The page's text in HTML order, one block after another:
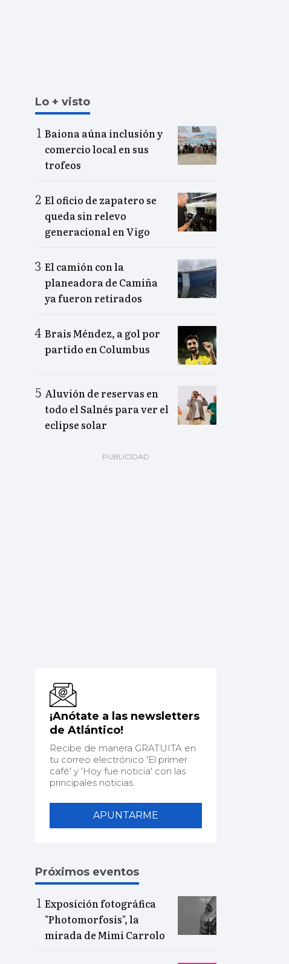
Lo + visto
Baiona aúna inclusión y
comercio local en sus
trofeos
El oficio de zapatero se
queda sin relevo
generacional en Vigo
El camión con la
planeadora de Camiña
ya fueron retirados
Brais Méndez, a gol por
partido en Columbus
Aluvión de reservas en
todo el Salnés para ver el
eclipse solar
¡Anótate a las newsletters
de Atlántico!
Recibe de manera GRATUITA en
tu correo electrónico 'El primer
café' y 'Hoy fue noticia' con las
principales noticias.
APUNTARME
Próximos eventos
Exposición fotográfica
"Photomorfosis", la
mirada de Mimi Carrolo